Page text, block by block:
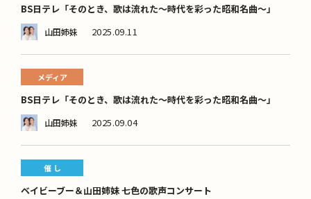
BS日テレ「そのとき、歌は流れた～時代を彩った昭和名曲～」
山田姉妹 2025.09.11
メディア
BS日テレ「そのとき、歌は流れた～時代を彩った昭和名曲～」
山田姉妹 2025.09.04
催 し
ベイビーブー＆山田姉妹 七色の歌声コンサート